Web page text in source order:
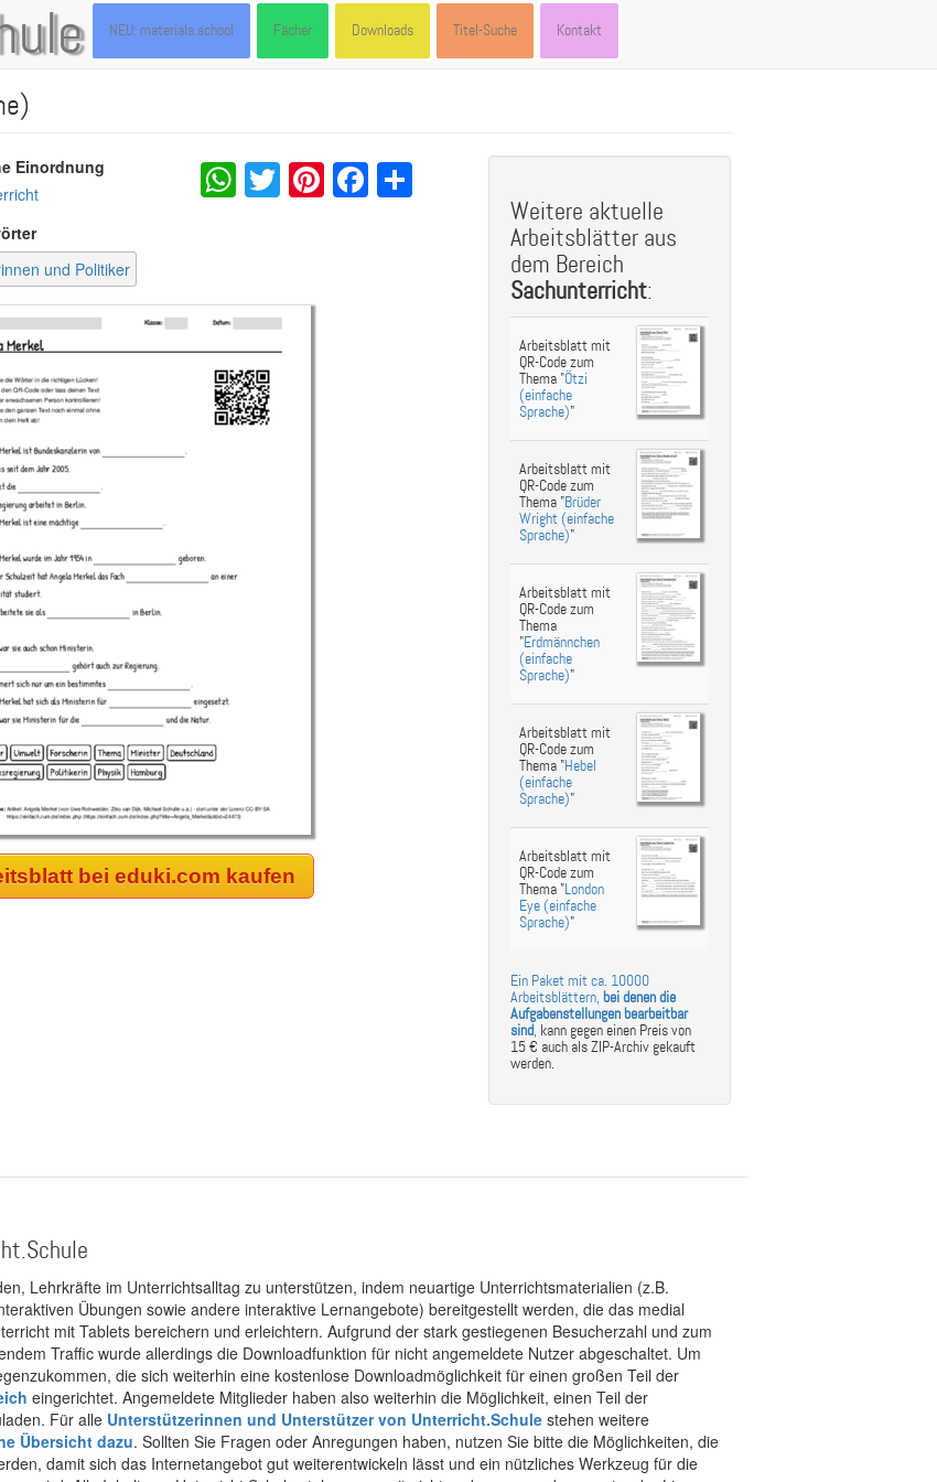
NEU: materials.school Fächer Downloads Titel-Suche Kontakt
Einordnung
und Politiker
WhatsApp
Twitter
Pinterest
Facebook
Share
bei eduki.com kaufen
Weitere aktuelle
Arbeitsblätter aus
dem Bereich
Sachunterricht:
Arbeitsblatt mit
QR-Code zum
Thema "Ötzi
(einfache
Sprache)"
Arbeitsblatt mit
QR-Code zum
Thema "Brüder
Wright (einfache
Sprache)"
Arbeitsblatt mit
QR-Code zum
Thema
"Erdmännchen
(einfache
Sprache)"
Arbeitsblatt mit
QR-Code zum
Thema "Hebel
(einfache
Sprache)"
Arbeitsblatt mit
QR-Code zum
Thema "London
Eye (einfache
Sprache)"
Ein Paket mit ca. 10000
Arbeitsblättern, bei denen die
Aufgabenstellungen bearbeitbar
sind, kann gegen einen Preis von
15 € auch als ZIP-Archiv gekauft
werden.
Lehrkräfte im Unterrichtsalltag zu unterstützen, indem neuartige Unterrichtsmaterialien (z.B.
Übungen sowie andere interaktive Lernangebote) bereitgestellt werden, die das medial
mit Tablets bereichern und erleichtern. Aufgrund der stark gestiegenen Besucherzahl und zum
Traffic wurde allerdings die Downloadfunktion für nicht angemeldete Nutzer abgeschaltet. Um
die sich weiterhin eine kostenlose Downloadmöglichkeit für einen großen Teil der
eingerichtet. Angemeldete Mitglieder haben also weiterhin die Möglichkeit, einen Teil der
Für alle Unterstützerinnen und Unterstützer von Unterricht.Schule stehen weitere
Übersicht dazu. Sollten Sie Fragen oder Anregungen haben, nutzen Sie bitte die Möglichkeiten, die
damit sich das Internetangebot gut weiterentwickeln lässt und ein nützliches Werkzeug für die